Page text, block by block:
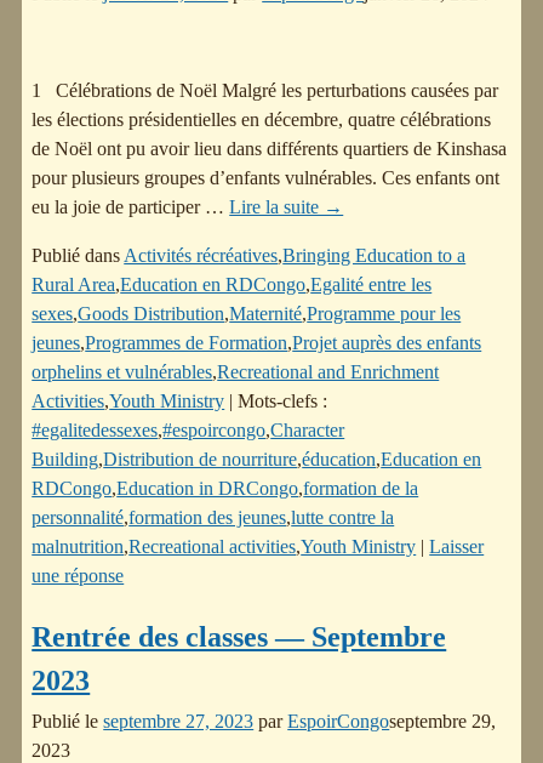
1 Célébrations de Noël Malgré les perturbations causées par
les élections présidentielles en décembre, quatre célébrations
de Noël ont pu avoir lieu dans différents quartiers de Kinshasa
pour plusieurs groupes d’enfants vulnérables. Ces enfants ont
eu la joie de participer … Lire la suite →
Publié dans Activités récréatives,Bringing Education to a
Rural Area,Education en RDCongo,Egalité entre les
sexes,Goods Distribution,Maternité,Programme pour les
jeunes,Programmes de Formation,Projet auprès des enfants
orphelins et vulnérables,Recreational and Enrichment
Activities,Youth Ministry |Mots-clefs :
#egalitedessexes,#espoircongo,Character
Building,Distribution de nourriture,éducation,Education en
RDCongo,Education in DRCongo,formation de la
personnalité,formation des jeunes,lutte contre la
malnutrition,Recreational activities,Youth Ministry |Laisser
une réponse
Rentrée des classes — Septembre
2023
Publié leseptembre 27, 2023 parEspoirCongoseptembre 29,
2023